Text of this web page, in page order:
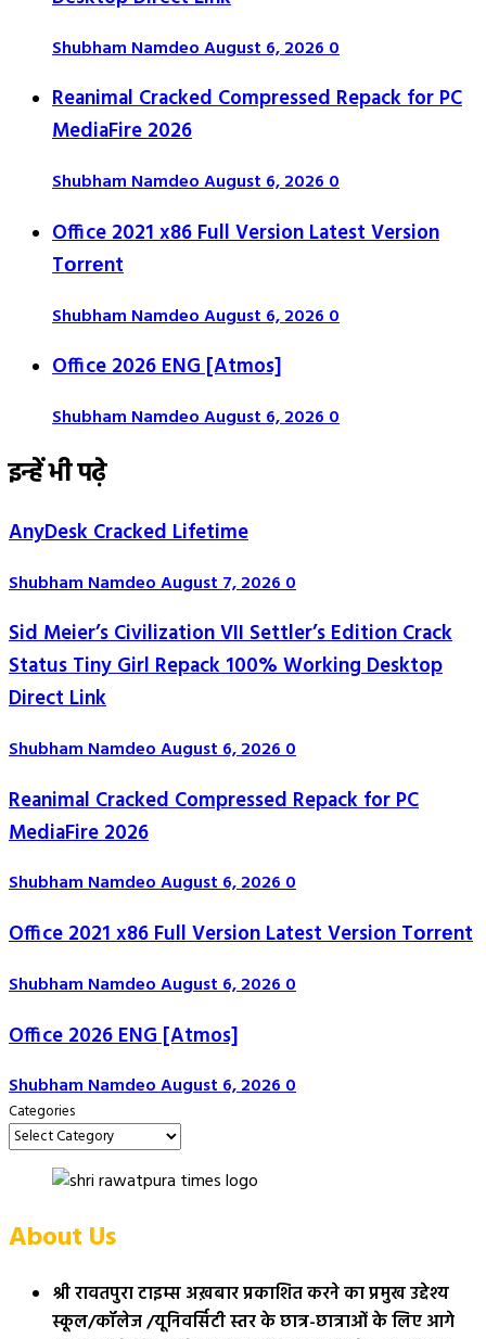
Shubham NamdeoAugust 6, 20260
Reanimal Cracked Compressed Repack for PC
MediaFire 2026
Shubham NamdeoAugust 6, 20260
Office 2021 x86 Full Version Latest Version
Tоrrеnt
Shubham NamdeoAugust 6, 20260
Office 2026 ENG [Atmos]
Shubham NamdeoAugust 6, 20260
इन्हें भी पढ़े
AnyDesk Cracked Lifetime
Shubham NamdeoAugust 7, 20260
Sid Meier’s Civilization VII Settler’s Edition Crack
Status Tiny Girl Repack 100% Working Desktop
Direct Link
Shubham NamdeoAugust 6, 20260
Reanimal Cracked Compressed Repack for PC
MediaFire 2026
Shubham NamdeoAugust 6, 20260
Office 2021 x86 Full Version Latest Version Tоrrеnt
Shubham NamdeoAugust 6, 20260
Office 2026 ENG [Atmos]
Shubham NamdeoAugust 6, 20260
Categories
About Us
श्री रावतपुरा टाइम्स अख़बार प्रकाशित करने का प्रमुख उद्देश्य
स्कूल/कॉलेज /यूनिवर्सिटी स्तर के छात्र-छात्राओं के लिए आगे